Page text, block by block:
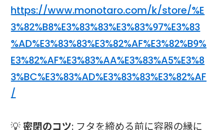
https://www.monotaro.com/k/store/%E
3%82%B8%E3%83%83%E3%83%97%E3%83
%AD%E3%83%83%E3%82%AF%E3%82%B9%
E3%82%AF%E3%83%AA%E3%83%A5%E3%8
3%BC%E3%83%AD%E3%83%83%E3%82%AF
/
💡 密閉のコツ: フタを締める前に容器の縁に